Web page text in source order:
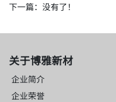
下一篇：没有了！
关于博雅新材
企业简介
企业荣誉